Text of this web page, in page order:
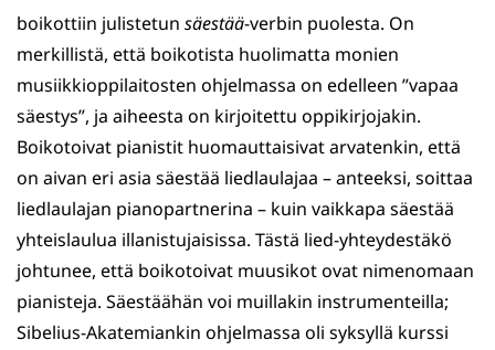
boikottiin julistetun säestää-verbin puolesta. On
merkillistä, että boikotista huolimatta monien
musiikkioppilaitosten ohjelmassa on edelleen ”vapaa
säestys”, ja aiheesta on kirjoitettu oppikirjojakin.
Boikotoivat pianistit huomauttaisivat arvatenkin, että
on aivan eri asia säestää liedlaulajaa – anteeksi, soittaa
liedlaulajan pianopartnerina – kuin vaikkapa säestää
yhteislaulua illanistujaisissa. Tästä lied-yhteydestäkö
johtunee, että boikotoivat muusikot ovat nimenomaan
pianisteja. Säestäähän voi muillakin instrumenteilla;
Sibelius-Akatemiankin ohjelmassa oli syksyllä kurssi